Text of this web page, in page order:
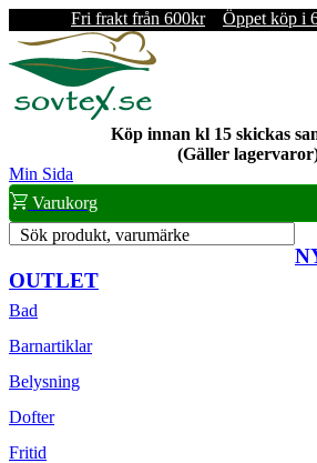
Fri frakt från 600kr Öppet köp i
Köp innan kl 15 skickas
(Gäller
Min Sida
Varukorg
Sök produkt, varumärke
OUTLET
Bad
Barnartiklar
Belysning
Dofter
Fritid